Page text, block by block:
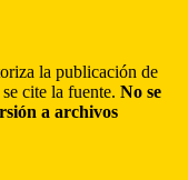
la publicación de
cite la fuente. No se
a archivos